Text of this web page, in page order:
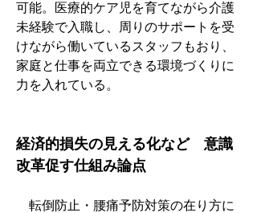
可能。医療的ケア児を育てながら介護
未経験で入職し、周りのサポートを受
けながら働いているスタッフもおり、
家庭と仕事を両立できる環境づくりに
力を入れている。
経済的損失の見える化など　意識
改革促す仕組み論点
転倒防止・腰痛予防対策の在り方に